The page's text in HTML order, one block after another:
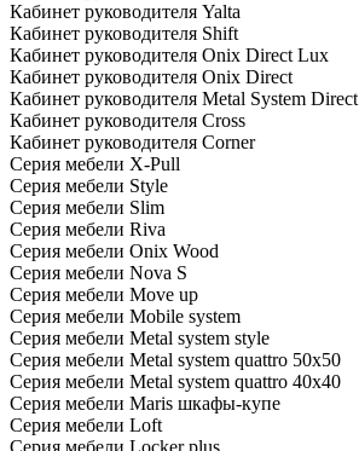
Кабинет руководителя Yalta
Кабинет руководителя Shift
Кабинет руководителя Onix Direct Lux
Кабинет руководителя Onix Direct
Кабинет руководителя Metal System Direct
Кабинет руководителя Cross
Кабинет руководителя Corner
Серия мебели X-Pull
Серия мебели Style
Серия мебели Slim
Серия мебели Riva
Серия мебели Onix Wood
Серия мебели Nova S
Серия мебели Move up
Серия мебели Mobile system
Серия мебели Metal system style
Серия мебели Metal system quattro 50x50
Серия мебели Metal system quattro 40x40
Серия мебели Maris шкафы-купе
Серия мебели Loft
Серия мебели Locker plus